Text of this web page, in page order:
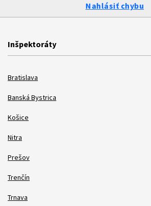
Nahlásiť chybu
Inšpektoráty
Bratislava
Banská Bystrica
Košice
Nitra
Prešov
Trenčín
Trnava